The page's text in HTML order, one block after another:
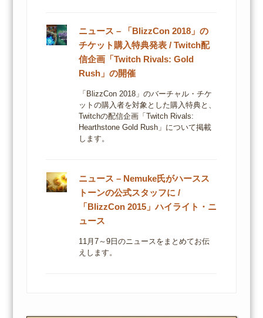
ニュース – 「BlizzCon 2018」の
チケット購入特典発表 / Twitch配
信企画「Twitch Rivals: Gold
Rush」の開催
「BlizzCon 2018」のバーチャル・チケ
ットの購入者を対象とした購入特典と、
Twitchの配信企画「Twitch Rivals:
Hearthstone Gold Rush」について掲載
します。
ニュース – Nemuke氏がハースス
トーンの公式スタッフに /
「BlizzCon 2015」ハイライト・ニ
ュース
11月7～9日のニュースをまとめてお伝
えします。